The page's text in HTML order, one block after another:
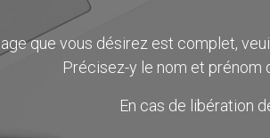
que vous désirez est complet,
Précisez-y le nom et prénom
En cas de libération